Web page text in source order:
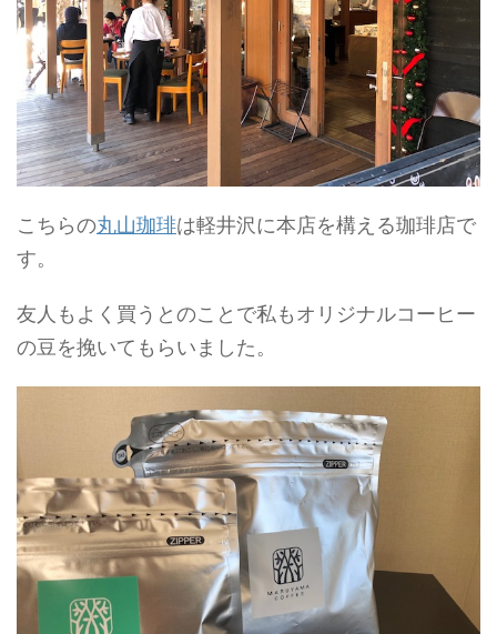
こちらの丸山珈琲は軽井沢に本店を構える珈琲店で
す。
友人もよく買うとのことで私もオリジナルコーヒー
の豆を挽いてもらいました。